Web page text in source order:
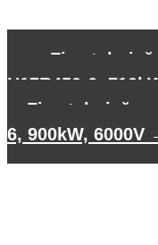
Fișa
H17R450-6,
Fișa tehnică a
6, 900kW, 6000V